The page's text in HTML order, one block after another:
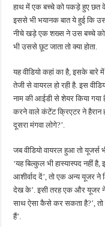
हाथ में एक बच्चे को पकड़े हुए छत
इससे भी भयानक बात ये हुई कि
नीचे खड़े एक शख्स ने उस बच्चे को
भी उससे छूट जाता तो क्या होता.
यह वीडियो कहां का है, इसके बारे
तेजी से वायरल हो रही है. इस
नाम की आईडी से शेयर किया गया
करने वाले कंटेंट क्रिएटर ने हैरान
दूसरा मंगवा लोगे?’.
जब वीडियो वायरल हुआ तो
‘यह बिल्कुल भी हास्यास्पद नहीं
आशीर्वाद दें’, तो एक अन्य यूजर ने
देख के’. इसी तरह एक और यूजर ने
साथ ऐसा कैसे कर सकता है?’,
हैं’.